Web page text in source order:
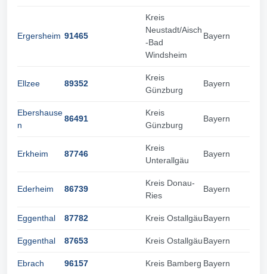
Ergersheim 91465
Kreis
Neustadt/Aisch
-Bad
Windsheim
Bayern
Ellzee 89352
Kreis
Günzburg
Bayern
Ebershause
n
86491
Kreis
Günzburg
Bayern
Erkheim 87746
Kreis
Unterallgäu
Bayern
Ederheim 86739
Kreis Donau-
Ries
Bayern
Eggenthal 87782 Kreis OstallgäuBayern
Eggenthal 87653 Kreis OstallgäuBayern
Ebrach 96157 Kreis Bamberg Bayern